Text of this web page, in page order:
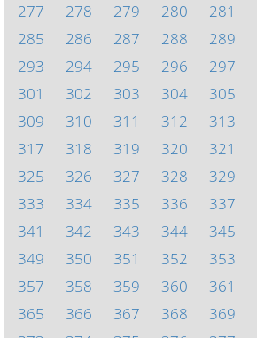
277
278 279 280 281
285
286 287 288 289
293
294 295 296 297
301
302 303 304 305
309
310 311 312 313
317
318 319 320 321
325
326 327 328 329
333
334 335 336 337
341
342 343 344 345
349
350 351 352 353
357
358 359 360 361
365
366 367 368 369